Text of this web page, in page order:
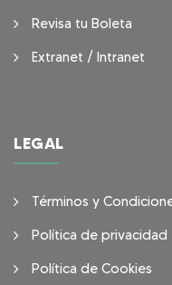
Revisa tu Boleta
Extranet / Intranet
LEGAL
Términos y
Política de privacidad
Política de Cookies